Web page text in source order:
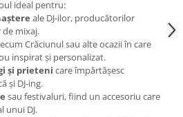
ideal pentru:
ale DJ-ilor, producătorilor
de mixaj.
Crăciunul sau alte ocazii în care
inspirat și personalizat.
și prieteni care împărtășesc
și DJ-ing.
sau festivaluri, fiind un accesoriu care
unui DJ.